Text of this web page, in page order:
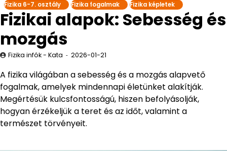
Fizika 6-7. osztály Fizika fogalmak Fizika képletek
Fizikai alapok: Sebesség és
mozgás
Fizika infók - Kata 2026-01-21
A fizika világában a sebesség és a mozgás alapvető
fogalmak, amelyek mindennapi életünket alakítják.
Megértésük kulcsfontosságú, hiszen befolyásolják,
hogyan érzékeljük a teret és az időt, valamint a
természet törvényeit.